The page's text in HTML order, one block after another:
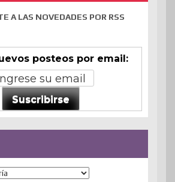
A LAS NOVEDADES POR RSS
posteos por email:
Suscribirse